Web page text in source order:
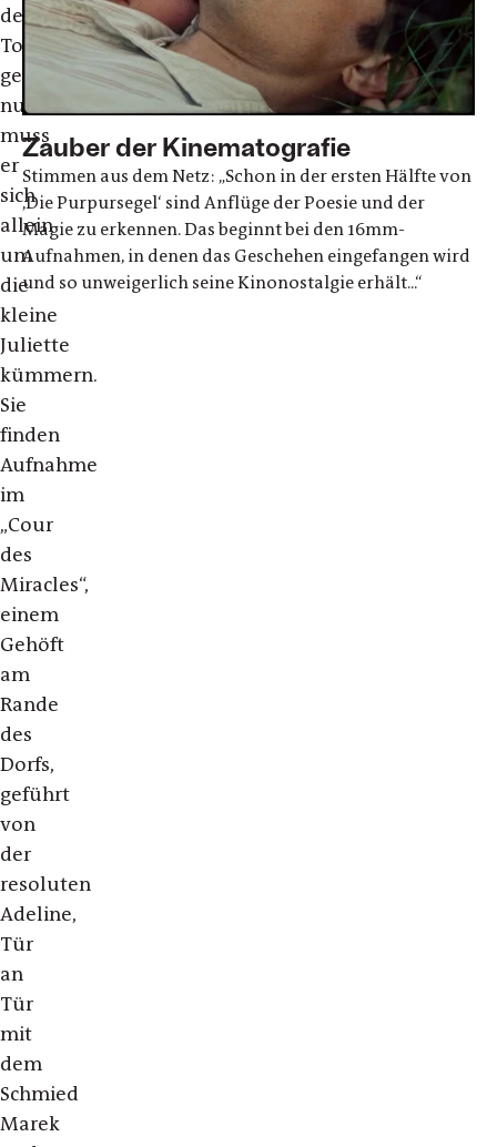
der
Tochter
gestorben,
nun
muss
er
sich
allein
um
die
kleine
Juliette
kümmern.
Sie
finden
Aufnahme
im
„Cour
des
Miracles“,
einem
Gehöft
am
Rande
des
Dorfs,
geführt
von
der
resoluten
Adeline,
Tür
an
Tür
mit
dem
Schmied
Marek
Zauber der Kinematografie
Stimmen aus dem Netz: „Schon in der ersten Hälfte von
,Die Purpursegel‘ sind Anflüge der Poesie und der
Magie zu erkennen. Das beginnt bei den 16mm-
Aufnahmen, in denen das Geschehen eingefangen wird
und so unweigerlich seine Kinonostalgie erhält...“